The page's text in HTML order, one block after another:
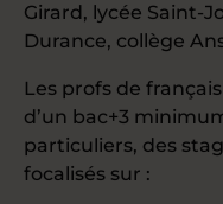
Girard, lycée Saint-
Durance, collège
Les profs de
d’un bac+3
particuliers, des
focalisés sur :